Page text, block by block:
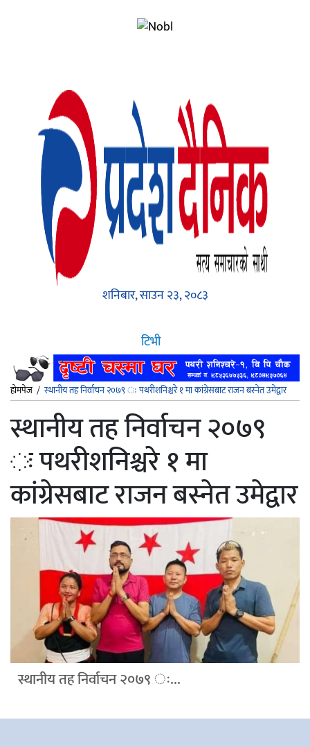
शनिबार, साउन २३, २०८३
टिभी
होमपेज /स्थानीय तह निर्वाचन २०७९ ः पथरीशनिश्चरे १ मा कांग्रेसबाट राजन बस्नेत उमेद्वार
स्थानीय तह निर्वाचन २०७९
ः पथरीशनिश्चरे १ मा
कांग्रेसबाट राजन बस्नेत उमेद्वार
स्थानीय तह निर्वाचन २०७९ ः...